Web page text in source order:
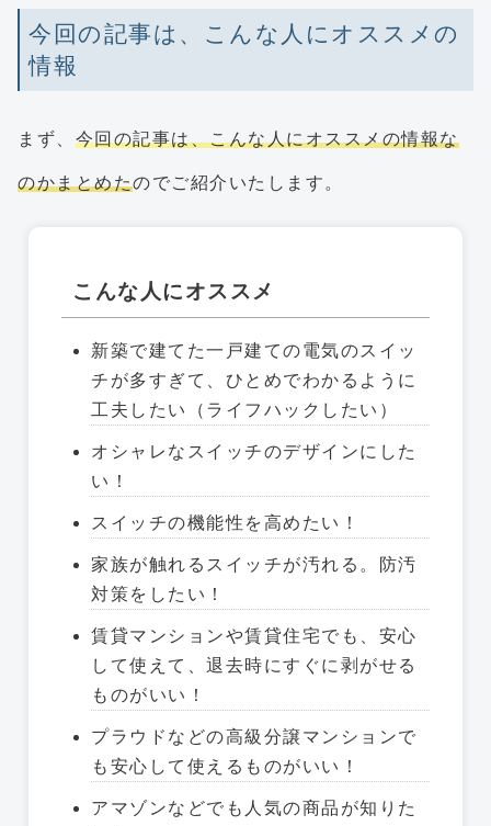
今回の記事は、こんな人にオススメの
情報
まず、 今回の記事は、こんな人にオススメの情報な
のかまとめたのでご紹介いたします。
こんな人にオススメ
新築で建てた一戸建ての電気のスイッ
チが多すぎて、ひとめでわかるように
工夫したい（ライフハックしたい）
オシャレなスイッチのデザインにした
い！
スイッチの機能性を高めたい！
家族が触れるスイッチが汚れる。防汚
対策をしたい！
賃貸マンションや賃貸住宅でも、安心
して使えて、退去時にすぐに剥がせる
ものがいい！
プラウドなどの高級分譲マンションで
も安心して使えるものがいい！
アマゾンなどでも人気の商品が知りた